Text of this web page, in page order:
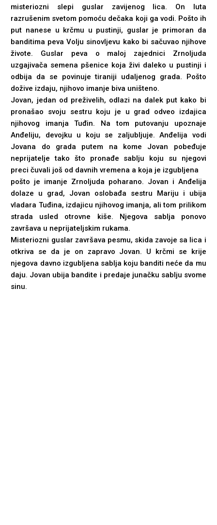
misteriozni slepi guslar zavijenog lica. On luta
razrušenim svetom pomoću dečaka koji ga vodi. Pošto ih
put nanese u krčmu u pustinji, guslar je primoran da
banditima peva Volju sinovljevu kako bi sačuvao njihove
živote. Guslar peva o maloj zajednici Zrnoljuda
uzgajivača semena pšenice koja živi daleko u pustinji i
odbija da se povinuje tiraniji udaljenog grada. Pošto
dožive izdaju, njihovo imanje biva uništeno.
Jovan, jedan od preživelih, odlazi na dalek put kako bi
pronašao svoju sestru koju je u grad odveo izdajica
njihovog imanja Tuđin. Na tom putovanju upoznaje
Anđeliju, devojku u koju se zaljubljuje. Anđelija vodi
Jovana do grada putem na kome Jovan pobeđuje
neprijatelje tako što pronađe sablju koju su njegovi
preci čuvali još od davnih vremena a koja je izgubljena
pošto je imanje Zrnoljuda poharano. Jovan i Anđelija
dolaze u grad, Jovan oslobađa sestru Mariju i ubija
vladara Tuđina, izdajicu njihovog imanja, ali tom prilikom
strada usled otrovne kiše. Njegova sablja ponovo
završava u neprijateljskim rukama.
Misteriozni guslar završava pesmu, skida zavoje sa lica i
otkriva se da je on zapravo Jovan. U krčmi se krije
njegova davno izgubljena sablja koju banditi neće da mu
daju. Jovan ubija bandite i predaje junačku sablju svome
sinu.